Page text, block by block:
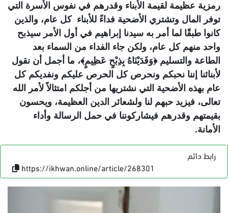
رمزية عظيمة لقيمة الأبناء وقدرهم في نفوس الأسرة التي
توفر المال وتشتري الأضحية فداءً للأبناء كل عام، والذين
كانوا طبقًا لما أمر به سيدنا إبراهيم في أول الأمر سيذبح
واحد منهم كل عام، ولكن جاء الفداء من السماء بعد
الطاعة والتسليم ﴿وَفَدَيْنَاهُ بِذِبْحٍ عَظِيمٍ﴾، ما أجمل أن نقول
لأبنائنا إننا نحبكم ونحرص كل الحرص عليكم ونفديكم كل
عام بهذه الأضحية التي نشتريها من أجلكم امتثالاً لأمر الله
تعالى، فيزيد حبهم لنا ولشعائر الدين العظيمة، ويحسون
بقيمتهم وقدرهم فيشاركوننا في حمل الرسالة وأداء
الأمانة.
رابط دائم
https://ikhwan.online/article/268301